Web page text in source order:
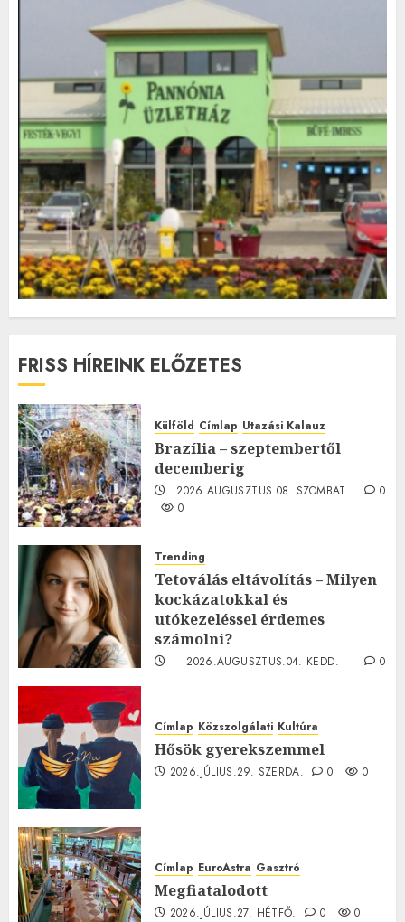
FRISS HÍREINK ELŐZETES
Külföld Címlap Utazási Kalauz
Brazília – szeptembertől
decemberig
2026.AUGUSZTUS.08. SZOMBAT.
0
0
Trending
Tetoválás eltávolítás – Milyen
kockázatokkal és
utókezeléssel érdemes
számolni?
2026.AUGUSZTUS.04. KEDD.
0
Címlap Közszolgálati Kultúra
Hősök gyerekszemmel
2026.JÚLIUS.29. SZERDA. 0 0
Címlap EuroAstra Gasztró
Megfiatalodott
2026.JÚLIUS.27. HÉTFŐ. 0 0